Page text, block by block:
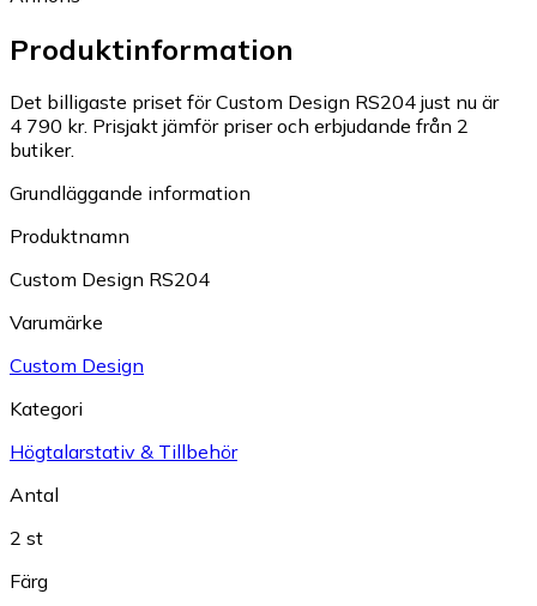
Produktinformation
Det billigaste priset för Custom Design RS204 just nu är
4 790 kr. Prisjakt jämför priser och erbjudande från 2
butiker.
Grundläggande information
Produktnamn
Custom Design RS204
Varumärke
Custom Design
Kategori
Högtalarstativ & Tillbehör
Antal
2 st
Färg